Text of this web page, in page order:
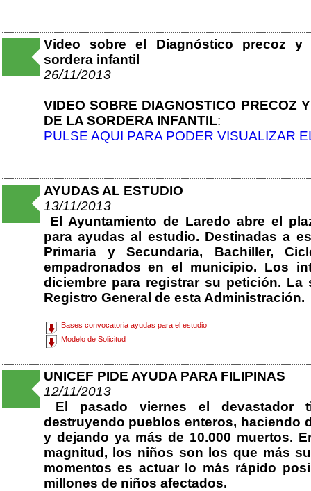
Video sobre el Diagnóstico precoz y
sordera infantil
26/11/2013
VIDEO SOBRE DIAGNOSTICO PRECOZ
DE LA SORDERA INFANTIL:
PULSE AQUI PARA PODER VISUALIZAR
AYUDAS AL ESTUDIO
13/11/2013
El Ayuntamiento de Laredo abre el
para ayudas al estudio. Destinadas a
Primaria y Secundaria, Bachiller,
empadronados en el municipio. Los
diciembre para registrar su petición.
Registro General de esta Administración.
Bases convocatoria ayudas para el estudio
Modelo de Solicitud
UNICEF PIDE AYUDA PARA FILIPINAS
12/11/2013
El pasado viernes el devastador
destruyendo pueblos enteros, haciendo
y dejando ya más de 10.000 muertos.
magnitud, los niños son los que más
momentos es actuar lo más rápido
millones de niños afectados.